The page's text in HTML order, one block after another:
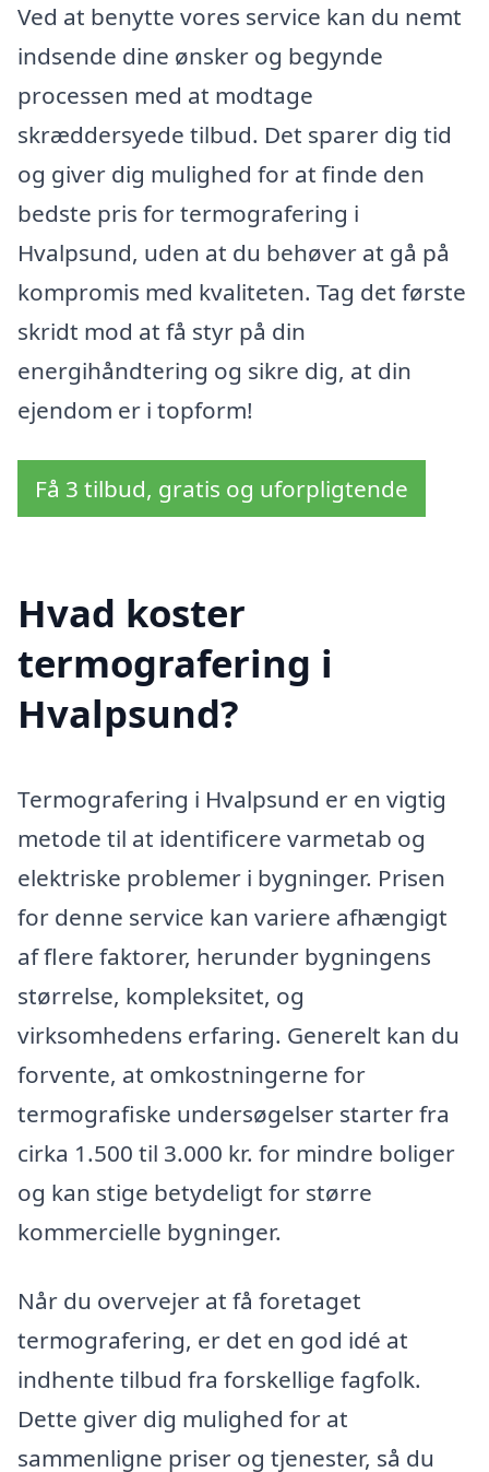
Ved at benytte vores service kan du nemt
indsende dine ønsker og begynde
processen med at modtage
skræddersyede tilbud. Det sparer dig tid
og giver dig mulighed for at finde den
bedste pris for termografering i
Hvalpsund, uden at du behøver at gå på
kompromis med kvaliteten. Tag det første
skridt mod at få styr på din
energihåndtering og sikre dig, at din
ejendom er i topform!
Få 3 tilbud, gratis og uforpligtende
Hvad koster
termografering i
Hvalpsund?
Termografering i Hvalpsund er en vigtig
metode til at identificere varmetab og
elektriske problemer i bygninger. Prisen
for denne service kan variere afhængigt
af flere faktorer, herunder bygningens
størrelse, kompleksitet, og
virksomhedens erfaring. Generelt kan du
forvente, at omkostningerne for
termografiske undersøgelser starter fra
cirka 1.500 til 3.000 kr. for mindre boliger
og kan stige betydeligt for større
kommercielle bygninger.
Når du overvejer at få foretaget
termografering, er det en god idé at
indhente tilbud fra forskellige fagfolk.
Dette giver dig mulighed for at
sammenligne priser og tjenester, så du